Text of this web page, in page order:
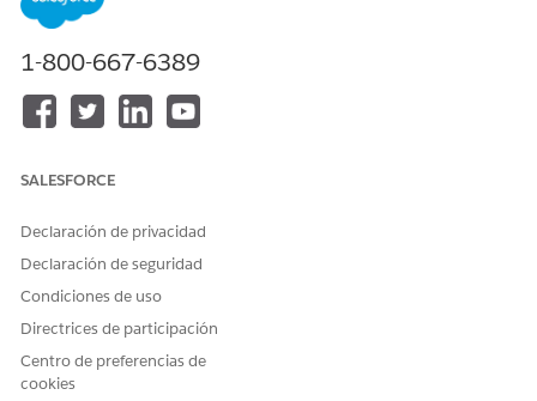
Solución
1-800-667-6389
SALESFORCE
Declaración de privacidad
Declaración de seguridad
Condiciones de uso
Directrices de participación
Centro de preferencias de
cookies